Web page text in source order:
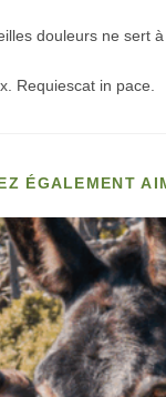
douleurs ne sert à
Requiescat in pace.
ÉGALEMENT